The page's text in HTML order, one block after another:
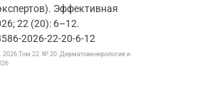
Эффективная
22 (20): 6–12.
2026-22-20-6-12
22. № 20. Дерматовенерология и